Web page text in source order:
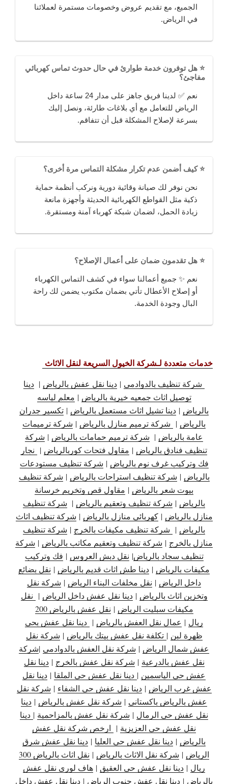
الجميع، مع تقديم عروض وخصومات مستمرة لعملائنا
في الرياض.
⭐ هل توفرون خدمة طوارئ في حال حدوث تماس كهربائي
مفاجئ؟
نعم ✅ لدينا فريق جاهز على مدار 24 ساعة داخل
الرياض للتعامل مع أي بلاغات طارئة، ونصل إليك
بسرعة لإصلاح المشكلة قبل أن تتفاقم.
⭐ كيف أضمن عدم تكرار مشكلة التماس مرة أخرى؟
نحن نوفر لك صيانة وقائية دورية ونركب أنظمة حماية
ذكية مثل القواطع الكهربائية الحديثة وأجهزة مانعة
زيادة الحمل، لضمان شبكة كهرباء آمنة ومستقرة.
⭐ هل تقدمون ضمان على أعمال الإصلاح؟
نعم ✨ جميع أعمالنا سواء في كشف التماس الكهرباء
أو إصلاح الأعطال تأتي بضمان مكتوب يضمن لك راحة
البال وجودة الخدمة.
خدمات متعددة لـشركة الخيول السريعة لنقل الاثاث
شركة تنظيف بالدوادمي | دينا نقل عفش بالرياض | دينا
توصيل اثاث جمعيه خيرية بالرياض | معلم لياسه
بالرياض | دينا تشيل اثاث مستعمل بالرياض | تكسير جدران
بالرياض | شركة ترميم منازل بالرياض | شركة ترميمات
عامة بالرياض | شركة ترميم حمامات بالرياض | شركة
تنظيف فنادق بالرياض | مقاول فتحات كوربالرياض | نجار
فك وتركيب غرف نوم بالرياض | شركة تنظيف مستودعات
بالرياض | شركة تنظيف استراحات بالرياض | شركة تنظيف
بيوت شعر بالرياض | مقاول قص وتخريم خرسانة
بالرياض | شركة تنظيف وتعقيم بالرياض | شركة تنظيف
منازل بالرياض |كهربائي منازل بالرياض | شركة تنظيف اثاث
بالرياض | شركة تنظيف مكيفات بالخرج | شركة تنظيف
منازل بالخرج | شركة تنظيف وتعقيم مكاتب بالرياض | شركة
تنظيف سجاد بالرياض| نقل دبش العروس | فك وتركيب
مكيفات بالرياض | دينا طش اثاث قديم بالرياض | نقل بضائع
داخل الرياض | نقل مخلفات البناء الرياض | شركة نقل
وتخزين اثاث بالرياض |دينا نقل عفش داخل الرياض | نقل
مكيفات سبليت الرياض |
نقل عفش بالرياض 200
ريال | عمال نقل العفش بالرياض | دينا نقل عفش بحي
ظهرة لبن | تكلفة نقل عفش بيتك بالرياض | شركة نقل
عفش شمال الرياض | شركة نقل العفش بالدوادمي |شركة
نقل عفش بالدرعية | شركة نقل عفش بالخرج |دينا نقل
عفش حي الياسمين | دينا نقل عفش حي الملقا | دينا نقل
عفش غرب الرياض |دينا نقل عفش حي الشفاء | شركة نقل
عفش بالرياض باكستاني | شركة نقل عفش بالرياض | دينا
نقل عفش حي الرمال | شركة نقل عفش بالمزاحمية | دينا
نقل عفش حي العزيزية | ارخص شركة نقل عفش
بالرياض | دينا نقل عفش حي العليا | دينا نقل عفش شرق
الرياض | شركة نقل الاثاث بالرياض |
نقل اثاث بالرياض 300
ريال | دينا نقل عفش حي العقيق | هاف لوري نقل عفش
بالرياض | دينا نقل عفش جنوب الرياض | دينا نقل عفش داخل